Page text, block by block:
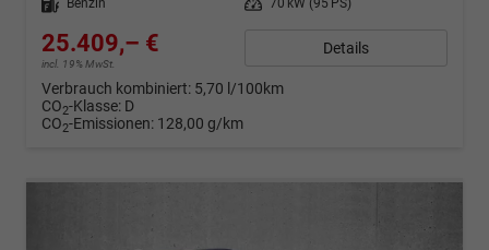
Kraftstoff
Benzin Leistung 70 kW (95 PS)
25.409,– €
incl. 19% MwSt.
Details
Verbrauch kombiniert: 5,70 l/100km
CO2-Klasse: D
CO2-Emissionen: 128,00 g/km